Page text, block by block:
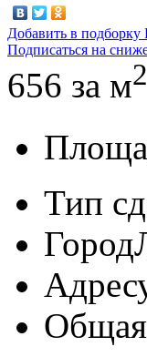
Добавить в подборку
Подписаться на
656 за м2
Тип
Город
Адрес
Общая